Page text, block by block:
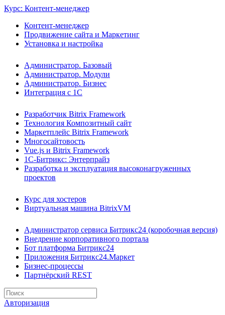
Курс: Контент-менеджер
Контент-менеджер
Продвижение сайта и Маркетинг
Установка и настройка
Администратор. Базовый
Администратор. Модули
Администратор. Бизнес
Интеграция с 1С
Разработчик Bitrix Framework
Технология Композитный сайт
Маркетплейс Bitrix Framework
Многосайтовость
Vue.js и Bitrix Framework
1С-Битрикс: Энтерпрайз
Разработка и эксплуатация высоконагруженных
проектов
Курс для хостеров
Виртуальная машина BitrixVM
Администратор сервиса Битрикс24 (коробочная версия)
Внедрение корпоративного портала
Бот платформа Битрикс24
Приложения Битрикс24.Маркет
Бизнес-процессы
Партнёрский REST
Авторизация